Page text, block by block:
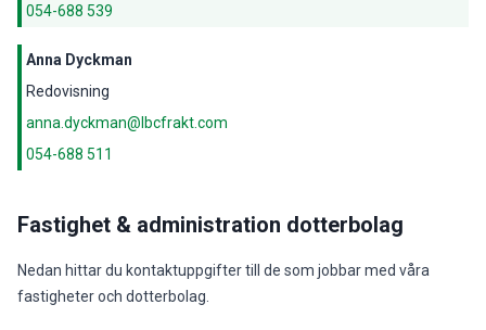
054-688 539
Anna Dyckman
Redovisning
anna.dyckman@lbcfrakt.com
054-688 511
Fastighet & administration dotterbolag
Nedan hittar du kontaktuppgifter till de som jobbar med våra
fastigheter och dotterbolag.